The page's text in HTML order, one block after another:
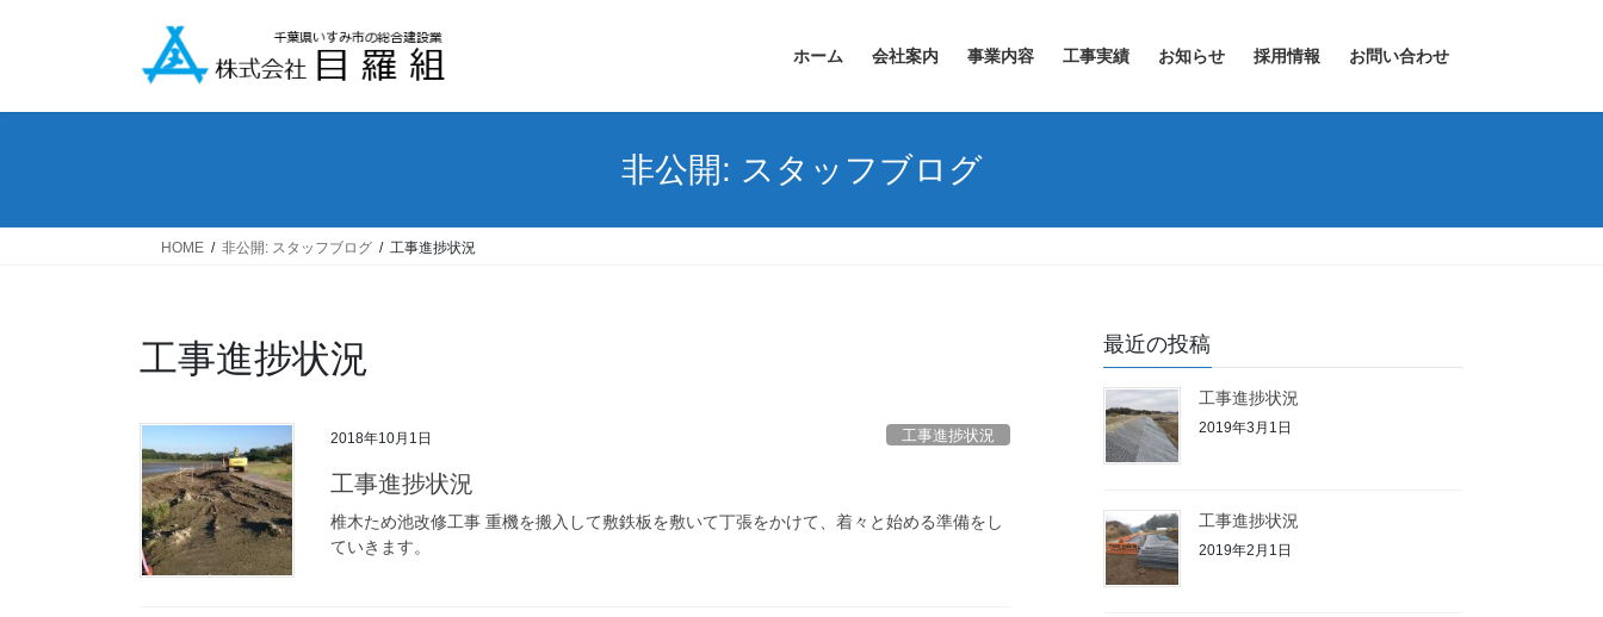
ホーム 会社案内 事業内容 工事実績 お知らせ 採用情報 お問い合わせ
非公開: スタッフブログ
HOME 非公開: スタッフブログ 工事進捗状況
工事進捗状況
2018年10月1日 工事進捗状況
工事進捗状況
椎木ため池改修工事 重機を搬入して敷鉄板を敷いて丁張をかけて、着々と始める準備をし
ていきます。
最近の投稿
工事進捗状況
2019年3月1日
工事進捗状況
2019年2月1日